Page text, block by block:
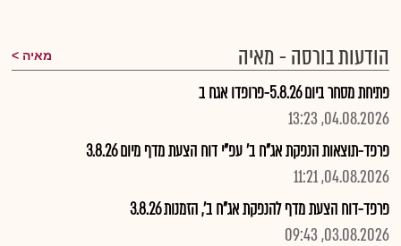
הודעות בורסה - מאיה מאיה
פתיחת מסחר ביום 5.8.26-פרופדו אגח ב
04.08.2026, 13:23
פרפד-תוצאות הנפקת אג"ח ב' עפ"י דוח הצעת מדף מיום 3.8.26
04.08.2026, 11:21
פרפד-דוח הצעת מדף להנפקת אג"ח ב', הזמנות 3.8.26
03.08.2026, 09:43